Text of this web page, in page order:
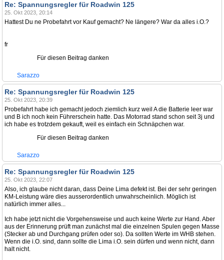
Re: Spannungsregler für Roadwin 125
25. Okt 2023, 20:14
Hattest Du ne Probefahrt vor Kauf gemacht? Ne längere? War da alles i.O.?
fr
Für diesen Beitrag danken
Sarazzo
Re: Spannungsregler für Roadwin 125
25. Okt 2023, 20:39
Probefahrt habe ich gemacht jedoch ziemlich kurz weil A die Batterie leer war
und B ich noch kein Führerschein hatte. Das Motorrad stand schon seit 3j und
ich habe es trotzdem gekauft, weil es einfach ein Schnäpchen war.
Für diesen Beitrag danken
Sarazzo
Re: Spannungsregler für Roadwin 125
25. Okt 2023, 22:07
Also, ich glaube nicht daran, dass Deine Lima defekt ist. Bei der sehr geringen
KM-Leistung wäre dies ausserordentlich unwahrscheinlich. Möglich ist
natürlich immer alles...
Ich habe jetzt nicht die Vorgehensweise und auch keine Werte zur Hand. Aber
aus der Erinnerung prüft man zunächst mal die einzelnen Spulen gegen Masse
(Stecker ab und Durchgang prüfen oder so). Da sollten Werte im WHB stehen.
Wenn die i.O. sind, dann sollte die Lima i.O. sein dürfen und wenn nicht, dann
halt nicht.